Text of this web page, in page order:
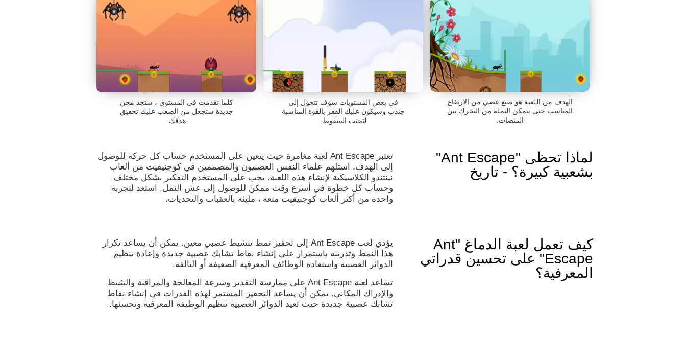
الهدف من اللعبة هو صنع عصي من الارتفاع
المناسب حتى تتمكن النملة من التحرك بين
المنصات.
في بعض المستويات سوف تتحول إلى
جندب وسيكون عليك القفز بالقوة المناسبة
لتجنب السقوط.
كلما تقدمت في المستوى ، ستجد محن
جديدة ستجعل من الصعب عليك تحقيق
هدفك.
لماذا تحظى "Ant Escape"
بشعبية كبيرة؟ - تاريخ
تعتبر Ant Escape لعبة مغامرة حيث يتعين على المستخدم حساب كل حركة للوصول
إلى الهدف. استلهم علماء النفس العصبيون والمصممين في كوجنيفيت من ألعاب
نينتندو الكلاسيكية لإنشاء هذه اللعبة. يجب على المستخدم التفكير بشكل مختلف
وحساب كل خطوة في أسرع وقت ممكن للوصول إلى عش النمل. استعد لتجربة
واحدة من أكثر ألعاب كوجنيفيت متعة ، مليئة بالعقبات والتحديات.
كيف تعمل لعبة الدماغ "Ant
Escape" على تحسين قدراتي
المعرفية؟
يؤدي لعب Ant Escape إلى تحفيز نمط تنشيط عصبي معين. يمكن أن يساعد تكرار
هذا النمط وتدريبه باستمرار على إنشاء نقاط تشابك عصبية جديدة وإعادة تنظيم
الدوائر العصبية واستعادة الوظائف المعرفية الضعيفة أو التالفة.
تساعد لعبة Ant Escape على ممارسة التقدير وسرعة المعالجة والمراقبة والتثبيط
والإدراك المكاني. يمكن أن يساعد التحفيز المستمر لهذه القدرات في إنشاء نقاط
تشابك عصبية جديدة حيث تعيد الدوائر العصبية تنظيم الوظيفة المعرفية وتحسنها.